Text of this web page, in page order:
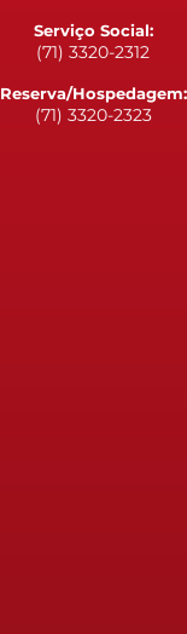
Serviço Social:
(71) 3320-2312
Reserva/Hospedagem:
(71) 3320-2323